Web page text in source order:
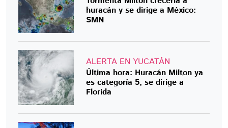
huracán y se dirige a México:
SMN
ALERTA EN YUCATÁN
Última hora: Huracán Milton ya
es categoría 5, se dirige a
Florida